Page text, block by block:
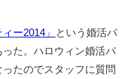
ー2014」
という婚活パ
た。ハロウィン婚活パ
たのでスタッフに質問